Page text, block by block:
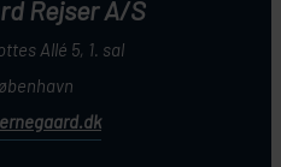
Rejser A/S
Allé 5, 1. sal